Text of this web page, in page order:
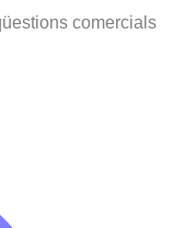
comercials